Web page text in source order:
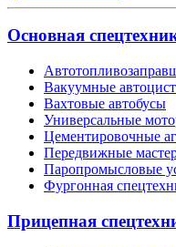
Основная
Вакуумные
Вахтовые автобусы
Универсальные
Цементировочные
Передвижные
Паропромысловые
Фургонная
Прицепная